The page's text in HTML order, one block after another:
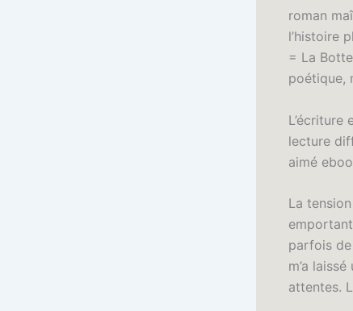
roman
l’histoire
= La
poétique,
lecture
aimé
La
parfois
m’a
attentes.